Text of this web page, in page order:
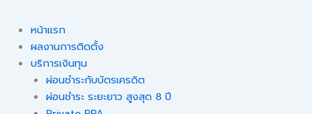
หน้าแรก
ผลงานการติดตั้ง
บริการเงินทุน
ผ่อนชำระกับบัตรเครดิต
ผ่อนชำระ ระยะยาว สูงสุด 8 ปี